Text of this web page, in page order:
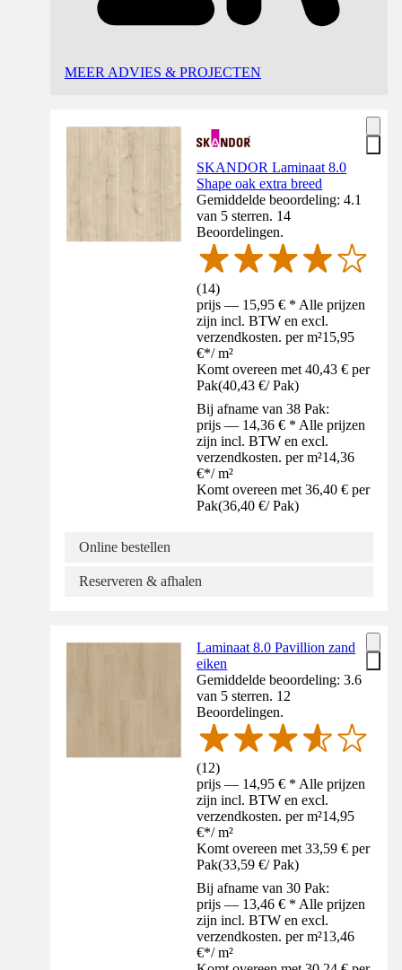
MEER ADVIES & PROJECTEN
SKANDOR Laminaat 8.0
Shape oak extra breed
Gemiddelde beoordeling: 4.1
van 5 sterren. 14
Beoordelingen.
(14)
prijs — 15,95 € * Alle prijzen
zijn incl. BTW en excl.
verzendkosten. per m²15,95
€*/ m²
Komt overeen met 40,43 € per
Pak(40,43 €/ Pak)
Bij afname van 38 Pak:
prijs — 14,36 € * Alle prijzen
zijn incl. BTW en excl.
verzendkosten. per m²14,36
€*/ m²
Komt overeen met 36,40 € per
Pak(36,40 €/ Pak)
Online bestellen
Reserveren & afhalen
Laminaat 8.0 Pavillion zand
eiken
Gemiddelde beoordeling: 3.6
van 5 sterren. 12
Beoordelingen.
(12)
prijs — 14,95 € * Alle prijzen
zijn incl. BTW en excl.
verzendkosten. per m²14,95
€*/ m²
Komt overeen met 33,59 € per
Pak(33,59 €/ Pak)
Bij afname van 30 Pak:
prijs — 13,46 € * Alle prijzen
zijn incl. BTW en excl.
verzendkosten. per m²13,46
€*/ m²